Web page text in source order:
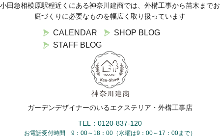
小田急相模原駅程近くにある神奈川建商では、外構工事から苗木までお
庭づくりに必要なものを幅広く取り扱っています
CALENDAR
SHOP BLOG
STAFF BLOG
ガーデンデザイナーのいるエクステリア・外構工事店
TEL：0120-837-120
お電話受付時間 9：00～18：00（水曜は9：00～17：00まで）